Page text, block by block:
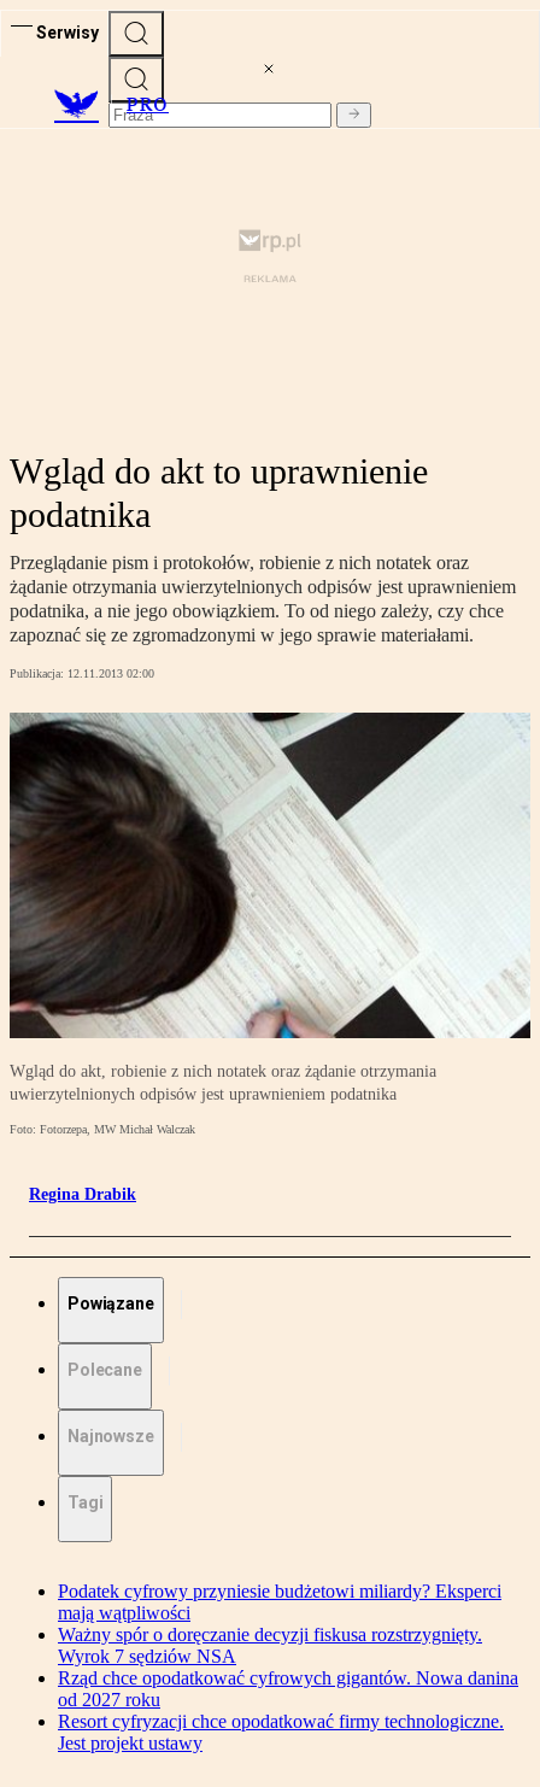
Serwisy
PRO
Wgląd do akt to uprawnienie
podatnika
Przeglądanie pism i protokołów, robienie z nich notatek oraz
żądanie otrzymania uwierzytelnionych odpisów jest uprawnieniem
podatnika, a nie jego obowiązkiem. To od niego zależy, czy chce
zapoznać się ze zgromadzonymi w jego sprawie materiałami.
Publikacja: 12.11.2013 02:00
Wgląd do akt, robienie z nich notatek oraz żądanie otrzymania
uwierzytelnionych odpisów jest uprawnieniem podatnika
Foto: Fotorzepa, MW Michał Walczak
Regina Drabik
Powiązane
Polecane
Najnowsze
Tagi
Podatek cyfrowy przyniesie budżetowi miliardy? Eksperci
mają wątpliwości
Ważny spór o doręczanie decyzji fiskusa rozstrzygnięty.
Wyrok 7 sędziów NSA
Rząd chce opodatkować cyfrowych gigantów. Nowa danina
od 2027 roku
Resort cyfryzacji chce opodatkować firmy technologiczne.
Jest projekt ustawy